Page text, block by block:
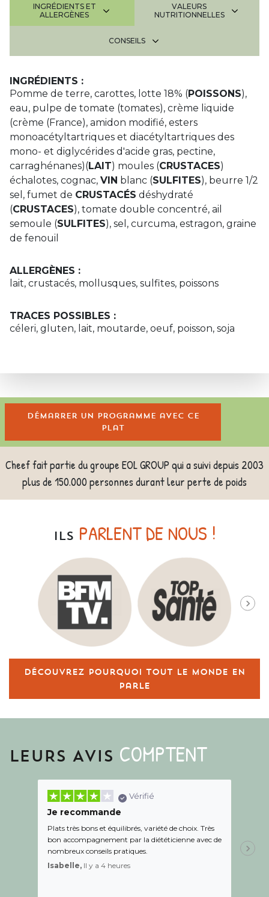
INGRÉDIENTS ET
ALLERGÈNES
VALEURS
NUTRITIONNELLES
CONSEILS
INGRÉDIENTS :
Pomme de terre, carottes, lotte 18% (POISSONS),
eau, pulpe de tomate (tomates), crème liquide
(crème (France), amidon modifié, esters
monoacétyltartriques et diacétyltartriques des
mono- et diglycérides d'acide gras, pectine,
carraghénanes)(LAIT) moules (CRUSTACES)
échalotes, cognac, VIN blanc (SULFITES), beurre 1/2
sel, fumet de CRUSTACÉS déshydraté
(CRUSTACES), tomate double concentré, ail
semoule (SULFITES), sel, curcuma, estragon, graine
de fenouil
ALLERGÈNES :
lait, crustacés, mollusques, sulfites, poissons
TRACES POSSIBLES :
céleri, gluten, lait, moutarde, oeuf, poisson, soja
Démarrer un programme avec ce
plat
Cheef fait partie du groupe EOL GROUP qui a suivi depuis 2003
plus de 150.000 personnes durant leur perte de poids
ILS PARLENT DE NOUS !
Découvrez pourquoi tout le monde en
parle
LEURS AVIS COMPTENT
Vérifié
Je recommande
Plats très bons et équilibrés, variété de choix. Très
bon accompagnement par la diététicienne avec de
nombreux conseils pratiques.
Isabelle, Il y a 4 heures
de l
aidé